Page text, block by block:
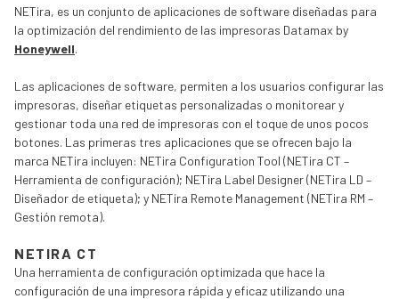
NETira, es un conjunto de aplicaciones de software diseñadas para
la optimización del rendimiento de las impresoras Datamax by
Honeywell.
Las aplicaciones de software, permiten a los usuarios configurar las
impresoras, diseñar etiquetas personalizadas o monitorear y
gestionar toda una red de impresoras con el toque de unos pocos
botones. Las primeras tres aplicaciones que se ofrecen bajo la
marca NETira incluyen: NETira Configuration Tool (NETira CT –
Herramienta de configuración); NETira Label Designer (NETira LD –
Diseñador de etiqueta); y NETira Remote Management (NETira RM –
Gestión remota).
NETIRA CT
Una herramienta de configuración optimizada que hace la
configuración de una impresora rápida y eficaz utilizando una